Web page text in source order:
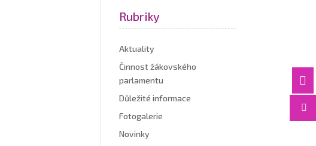


Rubriky
Aktuality
Činnost žákovského
parlamentu
Důležité informace
Fotogalerie
Novinky